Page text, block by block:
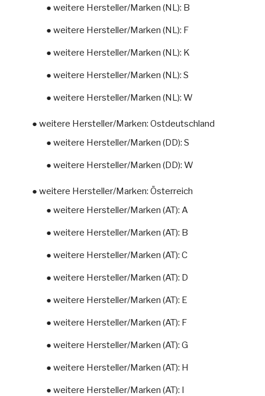
● weitere Hersteller/Marken (NL): B
● weitere Hersteller/Marken (NL): F
● weitere Hersteller/Marken (NL): K
● weitere Hersteller/Marken (NL): S
● weitere Hersteller/Marken (NL): W
● weitere Hersteller/Marken: Ostdeutschland
● weitere Hersteller/Marken (DD): S
● weitere Hersteller/Marken (DD): W
● weitere Hersteller/Marken: Österreich
● weitere Hersteller/Marken (AT): A
● weitere Hersteller/Marken (AT): B
● weitere Hersteller/Marken (AT): C
● weitere Hersteller/Marken (AT): D
● weitere Hersteller/Marken (AT): E
● weitere Hersteller/Marken (AT): F
● weitere Hersteller/Marken (AT): G
● weitere Hersteller/Marken (AT): H
● weitere Hersteller/Marken (AT): I